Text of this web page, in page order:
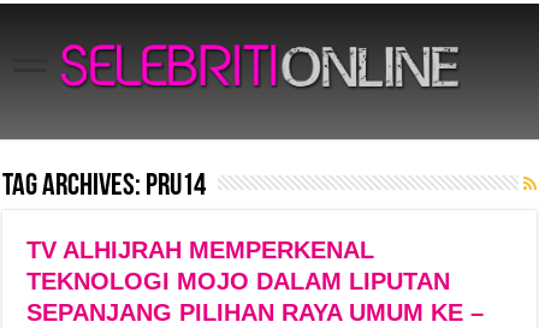
Tag Archives: PRU14
TV ALHIJRAH MEMPERKENAL
TEKNOLOGI MOJO DALAM LIPUTAN
SEPANJANG PILIHAN RAYA UMUM KE –